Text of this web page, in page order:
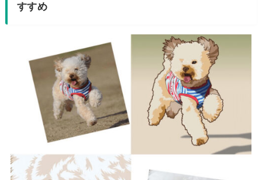
すすめ